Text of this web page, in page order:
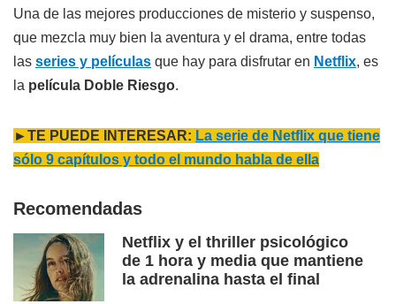
Una de las mejores producciones de misterio y suspenso,
que mezcla muy bien la aventura y el drama, entre todas
las series y películas que hay para disfrutar en Netflix, es
la película Doble Riesgo.
►TE PUEDE INTERESAR: La serie de Netflix que tiene
sólo 9 capítulos y todo el mundo habla de ella
Recomendadas
Netflix y el thriller psicológico
de 1 hora y media que mantiene
la adrenalina hasta el final